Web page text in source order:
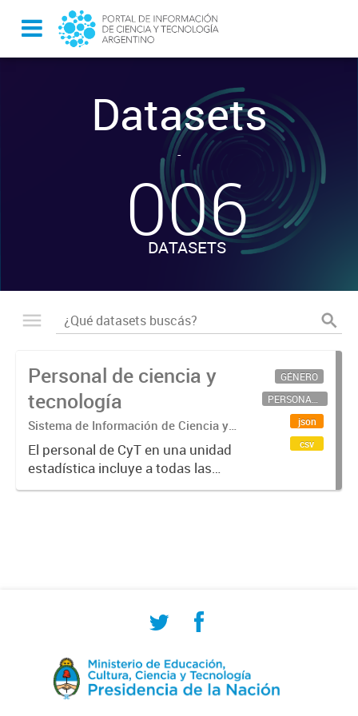
Datasets
-
006
DATASETS
Personal de ciencia y
tecnología
Sistema de Información de Ciencia y
Tecnología Argentino (SICYTAR)
El personal de CyT en una unidad
estadística incluye a todas las
personas involucradas
GÉNERO
PERSONAL CIENTÍFICO-TECNOLÓGICO
json
csv